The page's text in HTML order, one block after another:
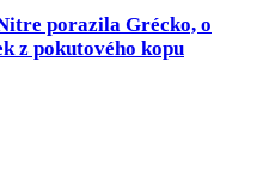
porazila Grécko, o
z pokutového kopu